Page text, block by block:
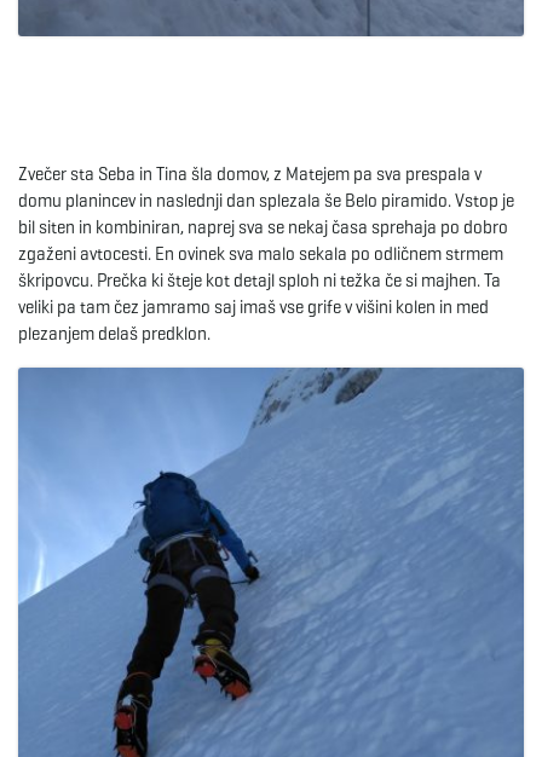
Zvečer sta Seba in Tina šla domov, z Matejem pa sva prespala v
domu planincev in naslednji dan splezala še Belo piramido. Vstop je
bil siten in kombiniran, naprej sva se nekaj časa sprehaja po dobro
zgaženi avtocesti. En ovinek sva malo sekala po odličnem strmem
škripovcu. Prečka ki šteje kot detajl sploh ni težka če si majhen. Ta
veliki pa tam čez jamramo saj imaš vse grife v višini kolen in med
plezanjem delaš predklon.